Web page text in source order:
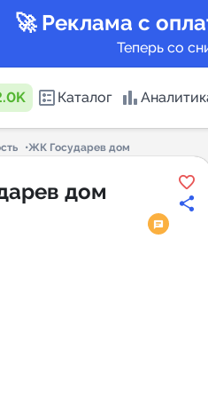
🚀 Реклама с
Теперь со
Каталог
Каталог
ЖК Государев дом
дом